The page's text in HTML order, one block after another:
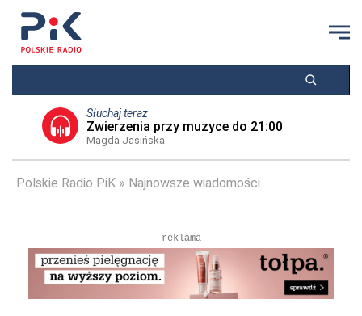
Słuchaj teraz
Zwierzenia przy muzyce do 21:00
Magda Jasińska
Polskie Radio PiK Najnowsze wiadomości
reklama